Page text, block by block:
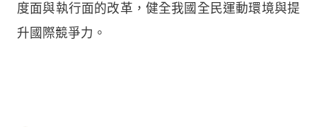
度面與執行面的改革，健全我國全民運動環境與提
升國際競爭力。